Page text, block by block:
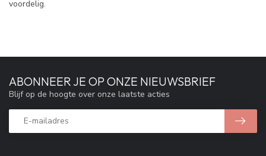
voordelig.
ABONNEER JE OP ONZE NIEUWSBRIEF
Blijf op de hoogte over onze laatste acties